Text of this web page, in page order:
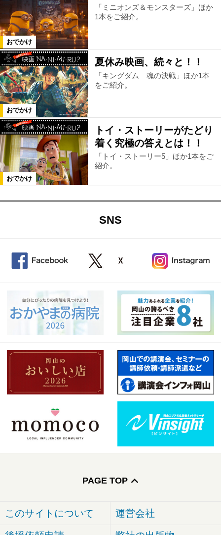
おでかけ
「ミニオンズ＆モンスターズ」ほか
1本をご紹介。
おでかけ
夏休み映画、続々と！！
「キングダム 魂の決戦」ほか1本
をご紹介。
おでかけ
トイ・ストーリーがたどり
着く究極の答えとは！！
「トイ・ストーリー5」ほか1本をご
紹介。
SNS
PAGE TOP
このサイトについて 運営会社